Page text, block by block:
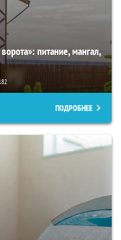
питание, мангал,
ПОДРОБНЕЕ